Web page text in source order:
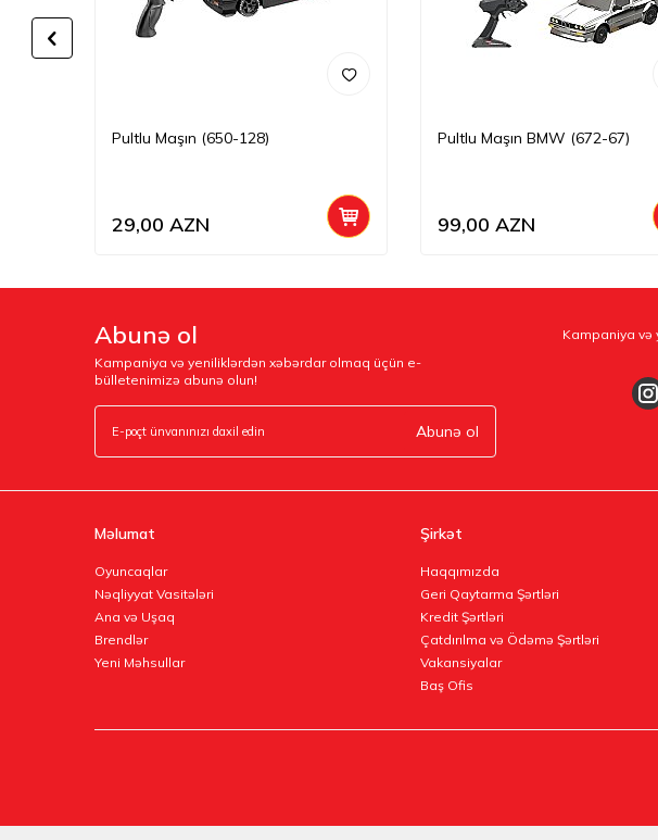
Pultlu Maşın (650-128)
29,00 AZN
Pultlu Maşın BMW (672-67)
99,00 AZN
Abunə ol
Kampaniya və yeniliklərdən xəbərdar olmaq üçün e-
bülletenimizə abunə olun!
Abunə ol
Kampaniya və
Məlumat
Oyuncaqlar
Nəqliyyat Vasitələri
Ana və Uşaq
Brendlər
Yeni Məhsullar
Şirkət
Haqqımızda
Geri Qaytarma Şərtləri
Kredit Şərtləri
Çatdırılma və Ödəmə Şərtləri
Vakansiyalar
Baş Ofis